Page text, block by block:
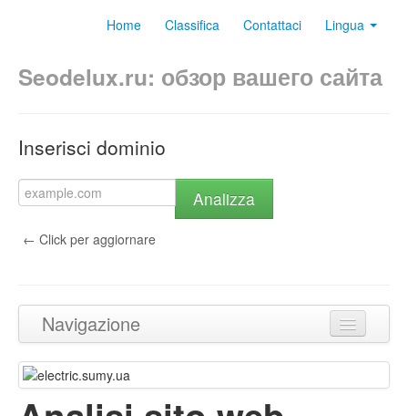
Home Classifica Contattaci Lingua
Seodelux.ru: обзор вашего сайта
Inserisci dominio
Analizza
← Click per aggiornare
Navigazione
Torna in cima